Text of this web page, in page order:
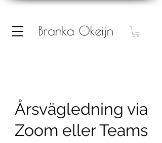
Årsvägledning via
Zoom eller Teams